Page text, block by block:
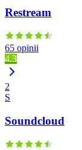
Restream
65 opinii
4.3
2
S
Soundcloud